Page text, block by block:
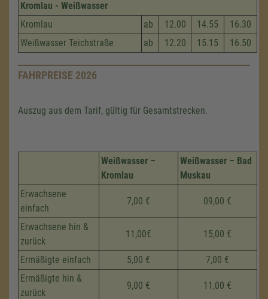
Kromlau - Weißwasser
Kromlau
ab 12.00 14.55
16.30
Weißwasser Teichstraße
ab 12.20 15.15 16.50
FAHRPREISE 2026
Auszug aus dem Tarif, gültig für Gesamtstrecken.
Weißwasser –
Kromlau
Weißwasser – Bad
Muskau
Erwachsene
einfach
7,00 € 09,00 €
Erwachsene hin &
zurück
11,00€ 15,00 €
Ermäßigte einfach 5,00 €
7,00 €
Ermäßigte hin &
zurück
9,00 € 11,00 €